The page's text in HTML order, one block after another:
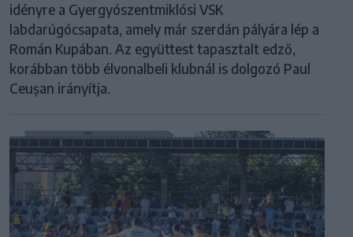
idényre a Gyergyószentmiklósi VSK
labdarúgócsapata, amely már szerdán pályára lép a
Román Kupában. Az együttest tapasztalt edző,
korábban több élvonalbeli klubnál is dolgozó Paul
Ceușan irányítja.